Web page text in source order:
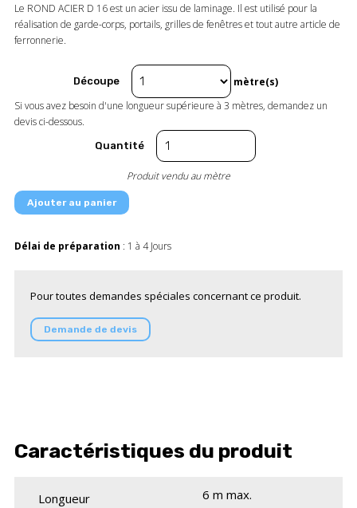
Le ROND ACIER D 16 est un acier issu de laminage. Il est utilisé pour la
réalisation de garde-corps, portails, grilles de fenêtres et tout autre article de
ferronnerie.
Découpe
mètre(s)
Si vous avez besoin d'une longueur supérieure à 3 mètres, demandez un
devis ci-dessous.
Quantité
Produit vendu au mètre
Ajouter au panier
Délai de préparation : 1 à 4 Jours
Pour toutes demandes spéciales concernant ce produit.
Demande de devis
Caractéristiques du produit
Longueur 6 m max.